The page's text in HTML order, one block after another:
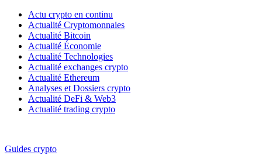
Actu crypto en continu
Actualité Cryptomonnaies
Actualité Bitcoin
Actualité Économie
Actualité Technologies
Actualité exchanges crypto
Actualité Ethereum
Analyses et Dossiers crypto
Actualité DeFi & Web3
Actualité trading crypto
Guides crypto